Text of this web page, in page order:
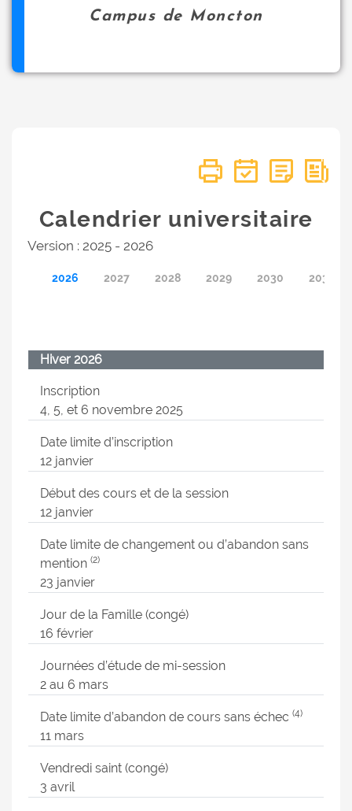
Campus de Moncton
Calendrier universitaire
Version : 2025 - 2026
2026 2027 2028 2029 2030 2031
Hiver 2026
Inscription
4, 5, et 6 novembre 2025
Date limite d’inscription
12 janvier
Début des cours et de la session
12 janvier
Date limite de changement ou d’abandon sans
mention (2)
23 janvier
Jour de la Famille (congé)
16 février
Journées d’étude de mi-session
2 au 6 mars
Date limite d’abandon de cours sans échec (4)
11 mars
Vendredi saint (congé)
3 avril